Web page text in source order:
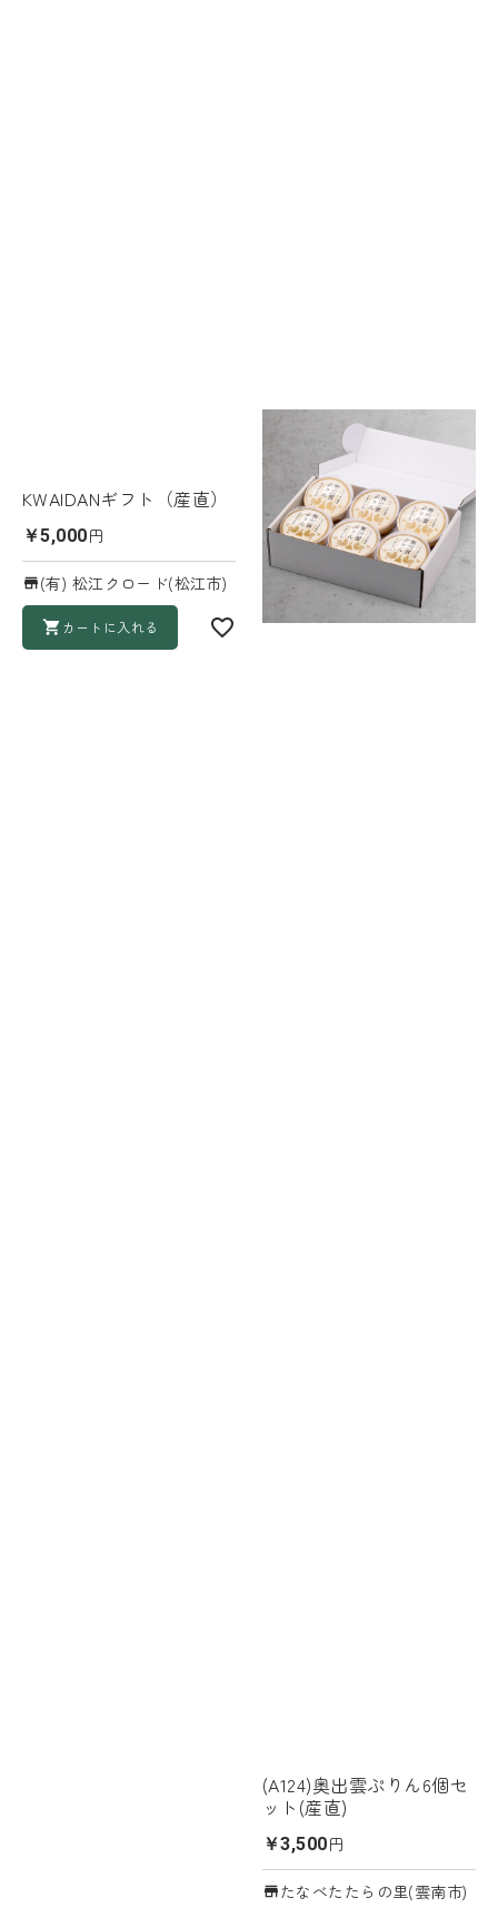
KWAIDANギフト（産直）
￥5,000円
(有) 松江クロード(松江市)
カートに入れる
(A124)奥出雲ぷりん6個セ
ット(産直)
￥3,500円
たなべたたらの里(雲南市)